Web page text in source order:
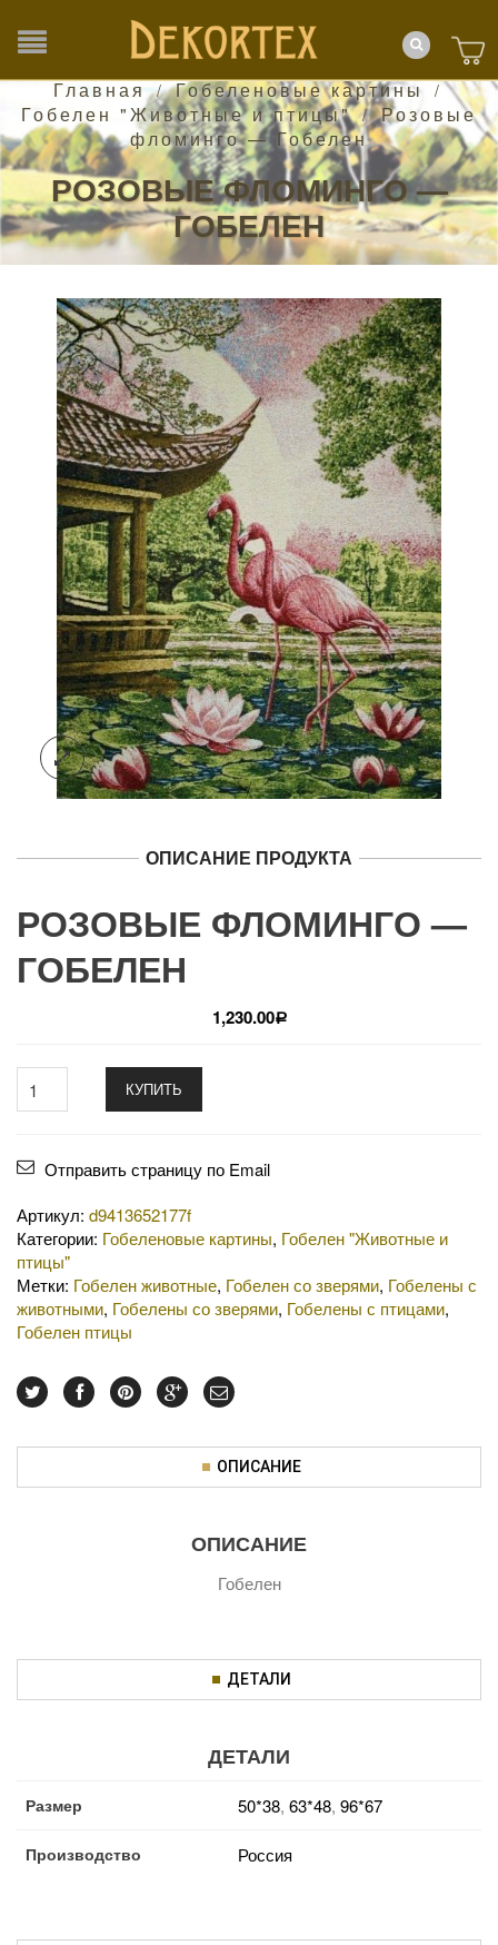
Главная / Гобеленовые картины /
Гобелен "Животные и птицы" /Розовые
фломинго — Гобелен
РОЗОВЫЕ ФЛОМИНГО —
ГОБЕЛЕН
ОПИСАНИЕ ПРОДУКТА
РОЗОВЫЕ ФЛОМИНГО —
ГОБЕЛЕН
1,230.00Р
КУПИТЬ
Отправить страницу по Email
Артикул: d9413652177f
Категории: Гобеленовые картины, Гобелен "Животные и
птицы"
Метки: Гобелен животные, Гобелен со зверями, Гобелены с
животными, Гобелены со зверями, Гобелены с птицами,
Гобелен птицы
ОПИСАНИЕ
ОПИСАНИЕ
Гобелен
ДЕТАЛИ
ДЕТАЛИ
Размер 50*38, 63*48, 96*67
Производство Россия